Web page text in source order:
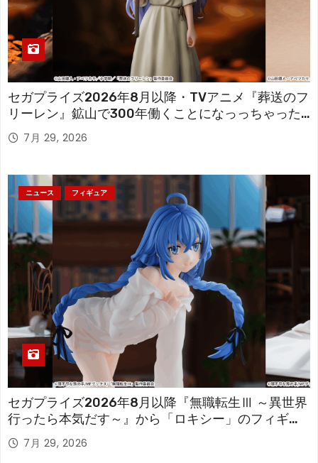
セガプライズ2026年8月以降・TVアニメ『葬送のフ
リーレン』鉱山で300年働くことになっっちゃった
「フリーレン」を立体化！
7月 29, 2026
ニュース フィギュア
セガプライズ2026年8月以降『無職転生Ⅲ ～異世界
行ったら本気だす～』から「ロキシー」のフィギュ
アが登場！
7月 29, 2026